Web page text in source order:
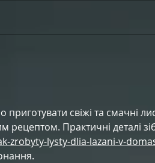
свіжі та смачні
рецептом. Практичні деталі
zrobyty-lysty-dlia-lazani-v-